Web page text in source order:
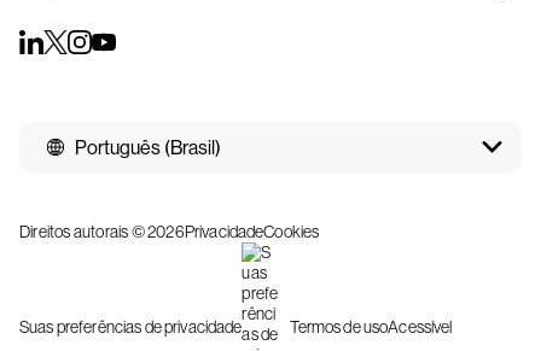
Português (Brasil)
Direitos autorais © 2026PrivacidadeCookies
Suas preferências de privacidade Termos de usoAcessível